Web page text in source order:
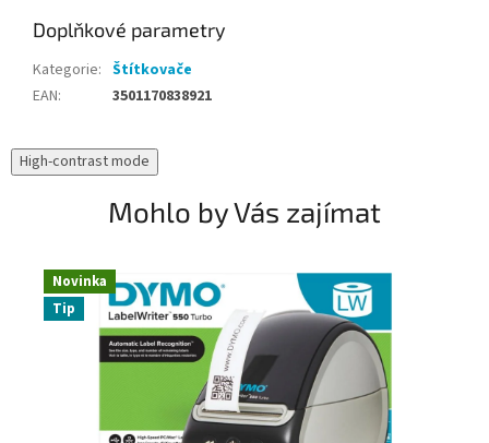
Doplňkové parametry
Kategorie: Štítkovače
EAN: 3501170838921
High-contrast mode
Mohlo by Vás zajímat
Novinka
Tip